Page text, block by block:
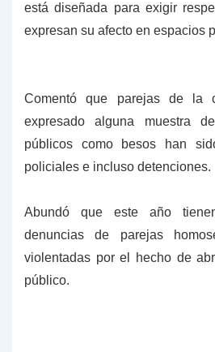
está diseñada para exigir
expresan su afecto en espacios
Comentó que parejas de la
expresado alguna muestra
públicos como besos han
policiales e incluso detenciones.
Abundó que este año
denuncias de parejas
violentadas por el hecho de
público.